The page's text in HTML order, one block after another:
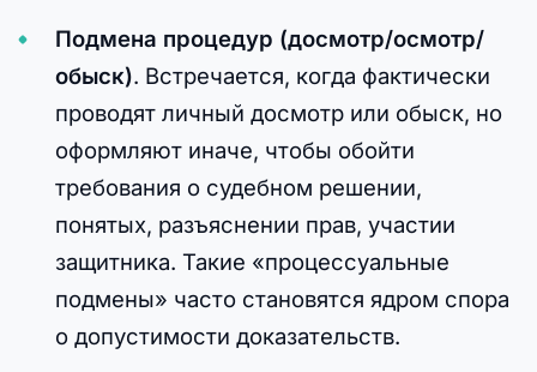
Подмена процедур (досмотр/осмотр/
обыск). Встречается, когда фактически
проводят личный досмотр или обыск, но
оформляют иначе, чтобы обойти
требования о судебном решении,
понятых, разъяснении прав, участии
защитника. Такие «процессуальные
подмены» часто становятся ядром спора
о допустимости доказательств.